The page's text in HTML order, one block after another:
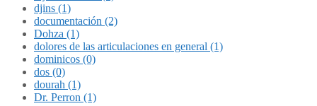
djins (1)
documentación (2)
Dohza (1)
dolores de las articulaciones en general (1)
dominicos (0)
dos (0)
dourah (1)
Dr. Perron (1)